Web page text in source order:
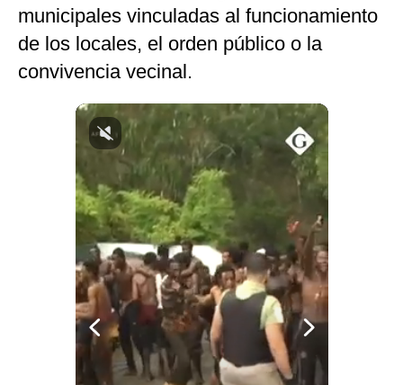
Podcast
Gestión TV
gestion.pe
Condiciones
municipales vinculadas al funcionamiento
de los locales, el orden público o la
convivencia vecinal.